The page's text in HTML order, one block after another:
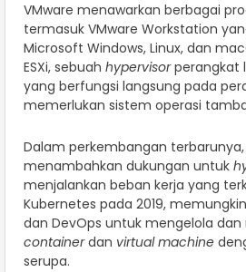
VMware menawarkan berbagai
termasuk VMware Workstation
Microsoft Windows, Linux, dan
ESXi, sebuah hypervisorperangkat
yang berfungsi langsung pada
memerlukan sistem operasi
Dalam perkembangan terbarunya,
menambahkan dukungan untuk
menjalankan beban kerja yang
Kubernetes pada 2019,
dan DevOps untuk mengelola
containerdan virtual machine
serupa.